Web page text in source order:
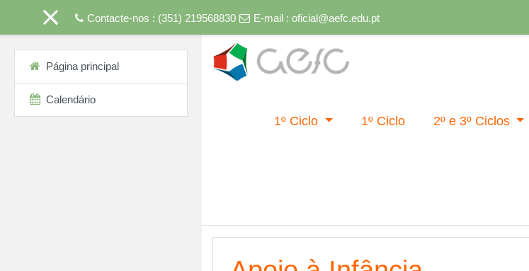
Contacte-nos : (351) 219568830
E-mail : oficial@aefc.edu.pt
1º Ciclo 1º Ciclo 2º e 3º Ciclos
Página principal
Calendário